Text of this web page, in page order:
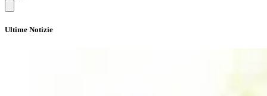
Ultime Notizie